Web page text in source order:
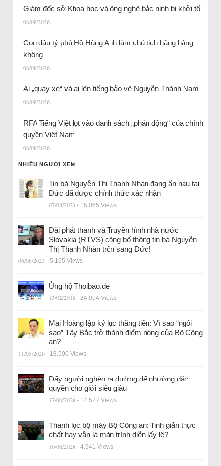
Giám đốc sở Khoa học và ông nghệ bắc ninh bị khởi tố
06/08/2026
Con dâu tỷ phú Hồ Hùng Anh làm chủ tịch hãng hàng
không
06/08/2026
Ai „quay xe“ và ai lên tiếng bảo vệ Nguyễn Thành Nam
06/08/2026
RFA Tiếng Việt lọt vào danh sách „phản động“ của chính
quyền Việt Nam
06/08/2026
NHIỀU NGƯỜI XEM
Tin bà Nguyễn Thị Thanh Nhàn đang ẩn náu tại
Đức đã được chính thức xác nhận
07/08/2023 - 15.065 Views
Đài phát thanh và Truyền hình nhà nước
Slovakia (RTVS) công bố thông tin bà Nguyễn
Thị Thanh Nhàn trốn sang Đức!
06/08/2023 - 5.165 Views
Ủng hộ Thoibao.de
15/02/2018 - 24.054 Views
Mai Hoàng lập kỷ lục thăng tiến: Vì sao “ngôi
sao” Tây Bắc trở thành điểm nóng của Bộ Công
an?
11/05/2026 - 18.500 Views
Đẩy người nghèo ra đường để nhường đặc
quyền cho giới siêu giàu
17/06/2026 - 14.527 Views
Thanh lọc bộ máy Bộ Công an: Tinh giản thực
chất hay vẫn là màn trình diễn lấy lệ?
16/06/2026 - 4.941 Views